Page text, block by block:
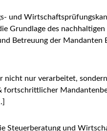
und
Grundlage des nachhaltigen
Betreuung der Mandanten
nicht nur verarbeitet,
fortschrittlicher
Steuerberatung und